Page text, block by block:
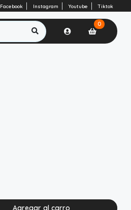
Facebook Instagram Youtube Tiktok
0
Agregar al carro